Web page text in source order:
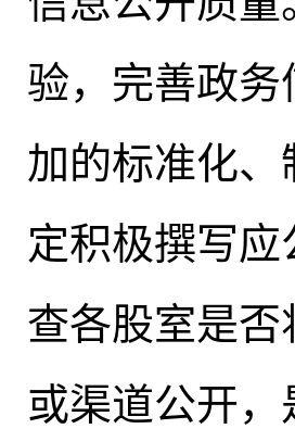
验， 完善政
加的标准化
定积极撰写
查各股室是
或渠道公开